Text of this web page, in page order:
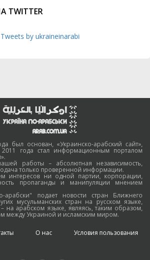
TWITTER
Tweets by ukraineinarabi
был основан, «Украинско-арабский сайт»,
года стал информационным порталом
работы – абсолютная независимость,
только проверенной информации.
интересов ни одной партии, корпорации,
пропаганды и манипуляции мнением
арабски" подает новости стран Ближнего
мусульманских стран на русском языке,
на арабском языке, являясь, таким образом,
между Украиной и исламским миром.
О нас Условия пользования